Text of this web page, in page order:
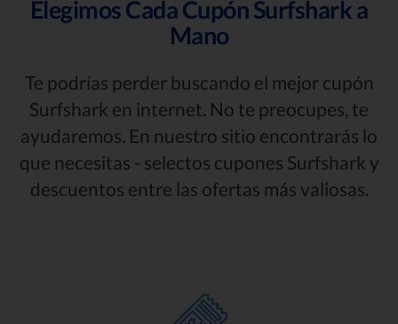
Elegimos Cada Cupón Surfshark a
Mano
Te podrías perder buscando el mejor cupón
Surfshark en internet. No te preocupes, te
ayudaremos. En nuestro sitio encontrarás lo
que necesitas - selectos cupones Surfshark y
descuentos entre las ofertas más valiosas.